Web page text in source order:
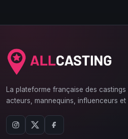
La plateforme française des
acteurs, mannequins, influenceurs et